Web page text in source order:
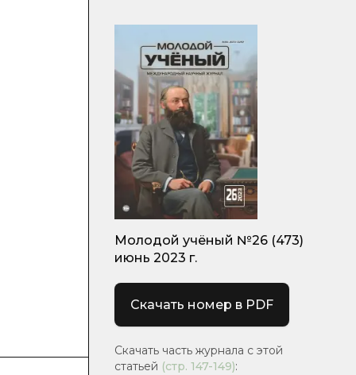
Молодой учёный №26 (473)
июнь 2023 г.
Скачать номер в PDF
Скачать часть журнала с этой
статьей (стр. 147-149):